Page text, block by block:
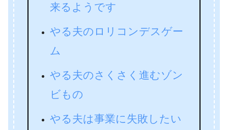
来るようです
やる夫のロリコンデスゲー
ム
やる夫のさくさく進むゾン
ビもの
やる夫は事業に失敗したい